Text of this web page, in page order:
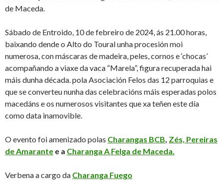
de Maceda.
Sábado de Entroido, 10 de febreiro de 2024, ás 21.00 horas,
baixando dende o Alto do Toural unha procesión moi
numerosa, con máscaras de madeira, peles, cornos e ‘chocas’
acompañando a viaxe da vaca “Marela”, figura recuperada hai
máis dunha década. pola Asociación Felos das 12 parroquias e
que se converteu nunha das celebracións máis esperadas polos
macedáns e os numerosos visitantes que xa teñen este día
como data inamovible.
O evento foi amenizado polas Charangas BCB, Zés, Pereiras
de Amarante e a Charanga A Felga de Maceda.
Verbena a cargo da Charanga Fuego